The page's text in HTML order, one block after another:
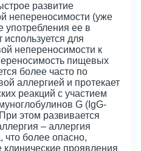
развитие
непереносимости (уже
употребления ее в
для
непереносимости к
пищевых
более часто по
аллергией и протекает
реакций с участием
G (IgG-
этом развивается
– аллергия
что более опасно,
клинические проявления